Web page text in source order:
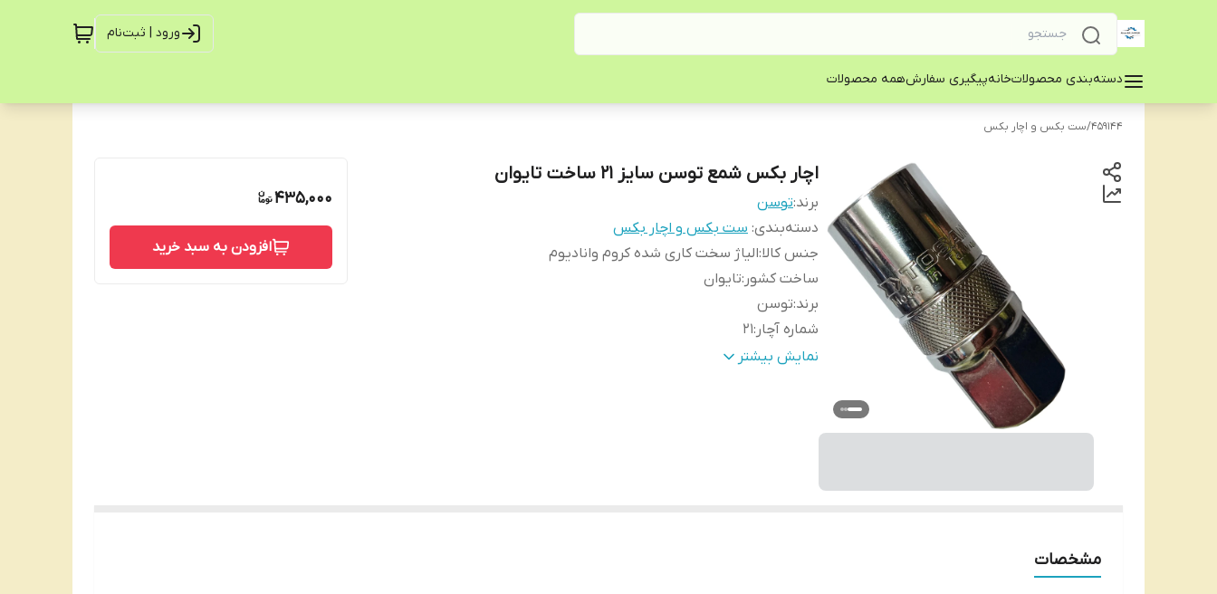
ورود | ثبت‌نام
دسته‌بندی محصولاتخانهپیگیری سفارشهمه محصولات
459144
/ست بکس و اچار بکس
اچار بکس شمع توسن سایز 21 ساخت تایوان
برند:توسن
دسته‌بندی: ست بکس و اچار بکس
جنس کالا:الیاژ سخت کاری شده کروم وانادیوم
ساخت کشور :تایوان
برند:توسن
شماره آچار :
21
وزن:140 گرم
نمایش بیشتر
435,000
افزودن به سبد خرید
مشخصات